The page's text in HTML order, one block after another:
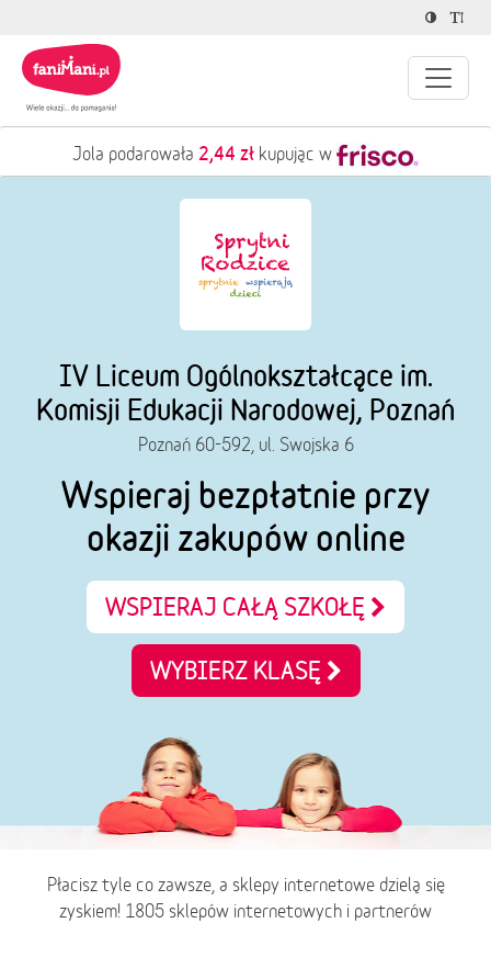
Jola podarowała 2,44 zł kupując w
IV Liceum Ogólnokształcące im.
Komisji Edukacji Narodowej, Poznań
Poznań 60-592, ul. Swojska 6
Wspieraj bezpłatnie przy
okazji zakupów online
WSPIERAJ CAŁĄ SZKOŁĘ
WYBIERZ KLASĘ
Płacisz tyle co zawsze, a sklepy internetowe dzielą się
zyskiem! 1805 sklepów internetowych i partnerów